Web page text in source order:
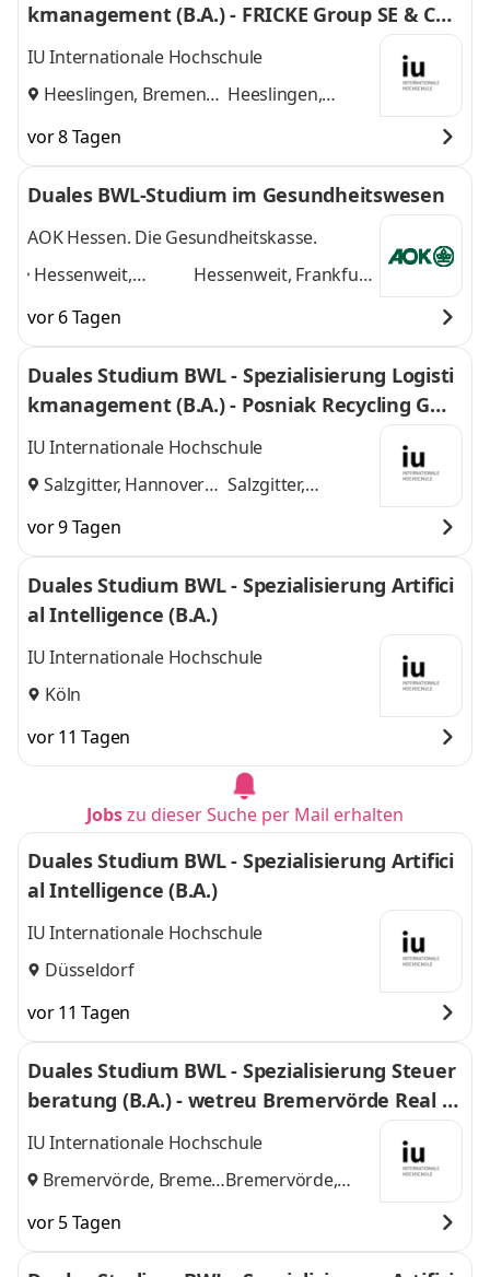
kmanagement (B.A.) - FRICKE Group SE & Co.
KG
IU Internationale Hochschule
Heeslingen, Bremen
Heeslingen,
vor 8 Tagen
Duales BWL-Studium im Gesundheitswesen
AOK Hessen. Die Gesundheitskasse.
Hessenweit,
Darmstadt, Kassel,
Gießen, Dieburg,
Hanau, Wiesbaden,
Marburg,
Hessenweit, Frankfurt
Dieburg, Hanau,
Wiesbaden, Marburg
und 6 weitere
vor 6 Tagen
Duales Studium BWL - Spezialisierung Logisti
kmanagement (B.A.) - Posniak Recycling Gmb
H
IU Internationale Hochschule
Salzgitter, Hannover
Salzgitter,
vor 9 Tagen
Duales Studium BWL - Spezialisierung Artifici
al Intelligence (B.A.)
IU Internationale Hochschule
Köln
vor 11 Tagen
Jobszu dieser Suche per Mail erhalten
Duales Studium BWL - Spezialisierung Artifici
al Intelligence (B.A.)
IU Internationale Hochschule
Düsseldorf
vor 11 Tagen
Duales Studium BWL - Spezialisierung Steuer
beratung (B.A.) - wetreu Bremervörde Real Tr
euhand KG Steuerberatungsgesellschaft
IU Internationale Hochschule
Bremervörde, BremenBremervörde,
vor 5 Tagen